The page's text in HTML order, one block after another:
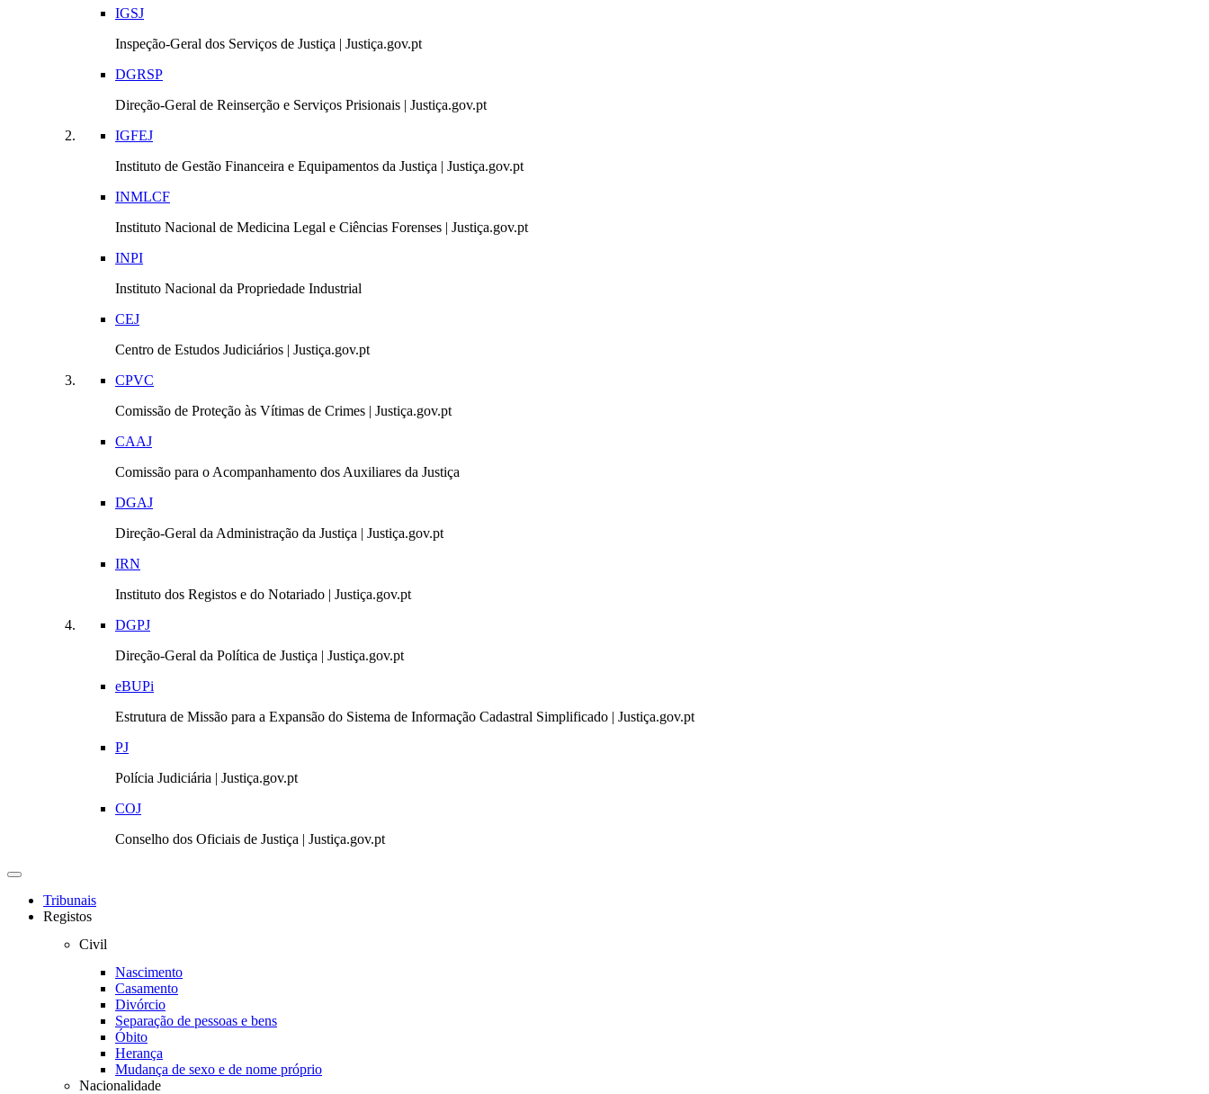
IGSJ
Inspeção-Geral dos Serviços de Justiça | Justiça.gov.pt
DGRSP
Direção-Geral de Reinserção e Serviços Prisionais | Justiça.gov.pt
IGFEJ
Instituto de Gestão Financeira e Equipamentos da Justiça | Justiça.gov.pt
INMLCF
Instituto Nacional de Medicina Legal e Ciências Forenses | Justiça.gov.pt
INPI
Instituto Nacional da Propriedade Industrial
CEJ
Centro de Estudos Judiciários | Justiça.gov.pt
CPVC
Comissão de Proteção às Vítimas de Crimes | Justiça.gov.pt
CAAJ
Comissão para o Acompanhamento dos Auxiliares da Justiça
DGAJ
Direção-Geral da Administração da Justiça | Justiça.gov.pt
IRN
Instituto dos Registos e do Notariado | Justiça.gov.pt
DGPJ
Direção-Geral da Política de Justiça | Justiça.gov.pt
eBUPi
Estrutura de Missão para a Expansão do Sistema de Informação Cadastral Simplificado | Justiça.gov.pt
PJ
Polícia Judiciária | Justiça.gov.pt
COJ
Conselho dos Oficiais de Justiça | Justiça.gov.pt
Toggle
navigationTribunais
Registos
Civil
Nascimento
Casamento
Divórcio
Separação de pessoas e bens
Óbito
Herança
Mudança de sexo e de nome próprio
Nacionalidade